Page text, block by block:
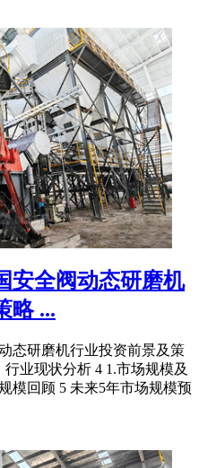
安全阀动态研磨机
略 ...
态研磨机行业投资前景及策
业现状分析 4 1.市场规模及
模回顾 5 未来5年市场规模预